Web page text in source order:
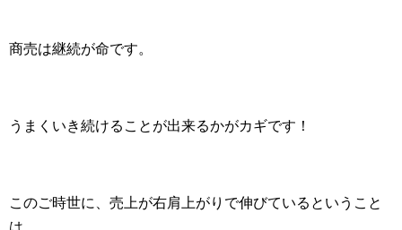
商売は継続が命です。
うまくいき続けることが出来るかがカギです！
このご時世に、売上が右肩上がりで伸びているということ
は、